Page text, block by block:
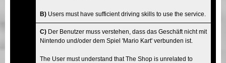
B) Users must have sufficient driving skills to use the service.
C) Der Benutzer muss verstehen, dass das Geschäft nicht mit
Nintendo und/oder dem Spiel 'Mario Kart' verbunden ist.
The User must understand that The Shop is unrelated to